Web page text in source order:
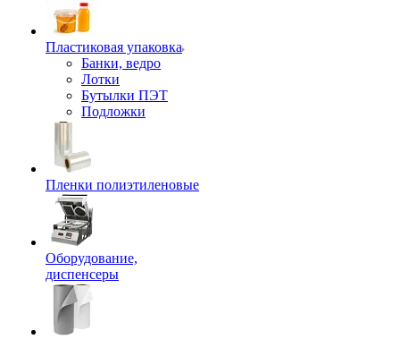
Пластиковая упаковка
Банки, ведро
Лотки
Бутылки ПЭТ
Подложки
Пленки полиэтиленовые
Оборудование,
диспенсеры